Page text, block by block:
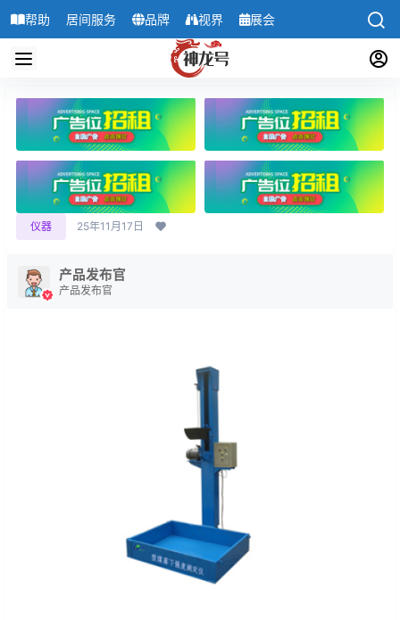
帮助 居间服务 品牌 视界 展会
仪器 25年11月17日
产品发布官
产品发布官